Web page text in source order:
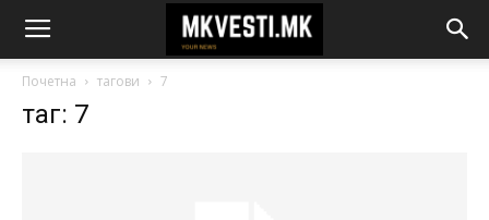
Почетна тагови 7
таг: 7